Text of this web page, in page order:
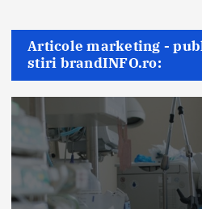
Articole marketing -
stiri brandINFO.ro: